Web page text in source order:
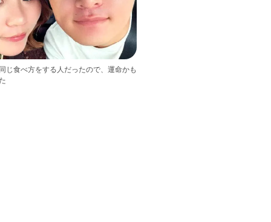
じ食べ方をする人だったので、運命かも